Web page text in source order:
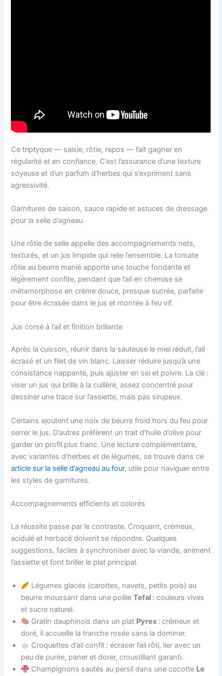
Ce triptyque — saisie, rôtie, repos — fait gagner en
régularité et en confiance. C’est l’assurance d’une texture
soyeuse et d’un parfum d’herbes qui s’expriment sans
agressivité.
Garnitures de saison, sauce rapide et astuces de dressage
pour la selle d’agneau
Une rôtie de selle appelle des accompagnements nets,
texturés, et un jus limpide qui relie l’ensemble. La tomate
rôtie au beurre manié apporte une touche fondante et
légèrement confite, pendant que l’ail en chemise se
métamorphose en crème douce, presque sucrée, parfaite
pour être écrasée dans le jus et montée à feu vif.
Jus corsé à l’ail et finition brillante
Après la cuisson, réunir dans la sauteuse le miel réduit, l’ail
écrasé et un filet de vin blanc. Laisser réduire jusqu’à une
consistance nappante, puis ajuster en sel et poivre. La clé :
viser un jus qui brille à la cuillère, assez concentré pour
dessiner une trace sur l’assiette, mais pas sirupeux.
Certains ajoutent une noix de beurre froid hors du feu pour
serrer le jus. D’autres préfèrent un trait d’huile d’olive pour
garder un profil plus franc. Une lecture complémentaire,
avec variantes d’herbes et de légumes, se trouve dans ce
article sur la selle d’agneau au four, utile pour naviguer entre
les styles de garnitures.
Accompagnements efficients et colorés
La réussite passe par le contraste. Croquant, crémeux,
acidulé et herbacé doivent se répondre. Quelques
suggestions, faciles à synchroniser avec la viande, animent
l’assiette et font briller le plat principal.
Légumes glacés (carottes, navets, petits pois) au
beurre moussant dans une poêleTefal : couleurs vives
et sucre naturel.
Gratin dauphinois dans un plat Pyrex : crémeux et
doré, il accueille la tranche rosée sans la dominer.
Croquettes d’ail confit : écraser l’ail rôti, lier avec un
peu de purée, paner et dorer, croustillant garanti.
Champignons sautés au persil dans une cocotte Le